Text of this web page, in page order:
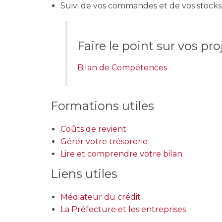
Suivi de vos commandes et de vos stocks
Faire le point sur vos
Bilan de Compétences
Formations utiles
Coûts de revient
Gérer votre trésorerie
Lire et comprendre votre bilan
Liens utiles
Médiateur du crédit
La Préfecture et les entreprises